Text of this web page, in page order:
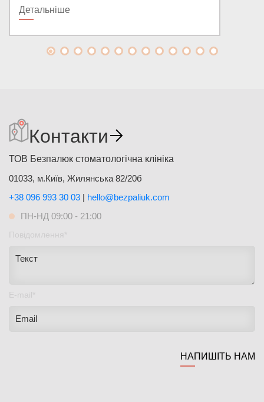
Детальніше
Контакти
ТОВ Безпалюк стоматологічна клініка
01033, м.Київ, Жилянська 82/20б
+38 096 993 30 03 | hello@bezpaliuk.com
ПН-НД 09:00 - 21:00
Повідомлення*
E-mail*
НАПИШІТЬ НАМ